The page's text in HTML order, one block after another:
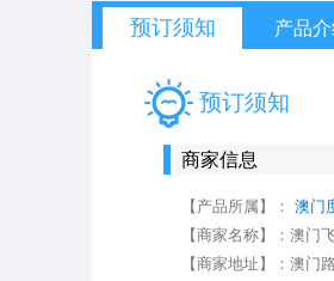
预订须知 产品
预订须知
商家信息
【产品所属】： 澳门
【商家名称】： 澳门
【商家地址】： 澳门